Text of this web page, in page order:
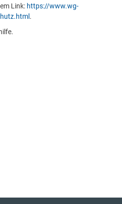
Link: https://www.wg-
.